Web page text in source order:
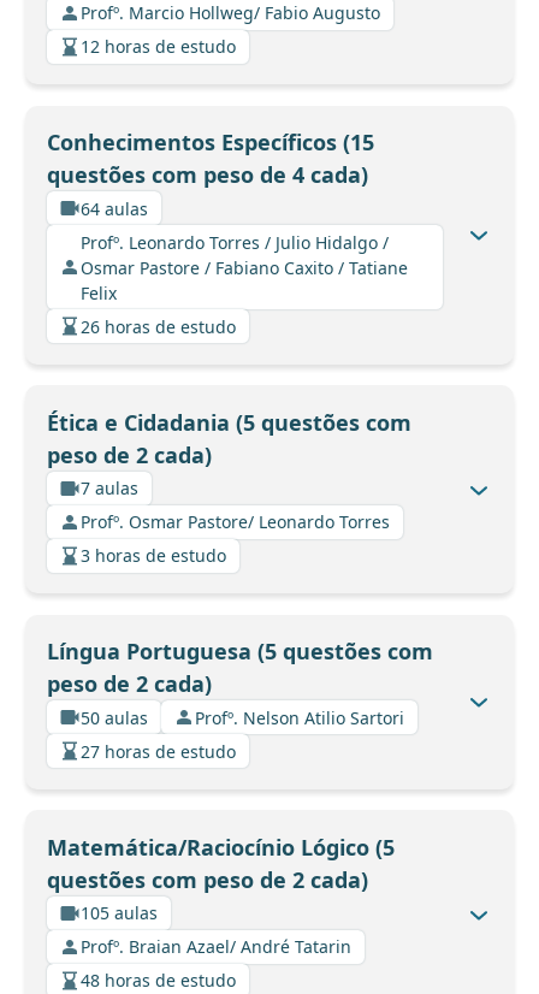
Profº. Marcio Hollweg/ Fabio Augusto
12 horas de estudo
Conhecimentos Específicos (15
questões com peso de 4 cada)
64 aulas
Profº. Leonardo Torres / Julio Hidalgo /
Osmar Pastore / Fabiano Caxito / Tatiane
Felix
26 horas de estudo
Ética e Cidadania (5 questões com
peso de 2 cada)
7 aulas
Profº. Osmar Pastore/ Leonardo Torres
3 horas de estudo
Língua Portuguesa (5 questões com
peso de 2 cada)
50 aulas
Profº. Nelson Atilio Sartori
27 horas de estudo
Matemática/Raciocínio Lógico (5
questões com peso de 2 cada)
105 aulas
Profº. Braian Azael/ André Tatarin
48 horas de estudo